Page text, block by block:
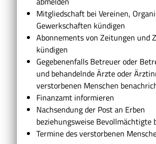
Mitgliedschaft bei Vereinen,
Gewerkschaften kündigen
Abonnements von Zeitungen und
kündigen
Gegebenenfalls Betreuer oder
und behandelnde Ärzte oder
verstorbenen Menschen
Finanzamt informieren
Nachsendung der Post an Erben
beziehungsweise Bevollmächtigte
Termine des verstorbenen